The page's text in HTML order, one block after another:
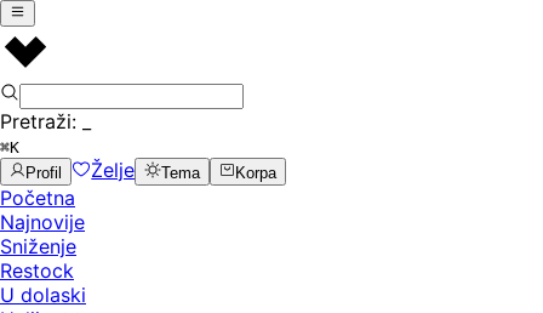
Pretraži:
⌘K
Profil
Želje Tema Korpa
Početna
Najnovije
Sniženje
Restock
U dolaski